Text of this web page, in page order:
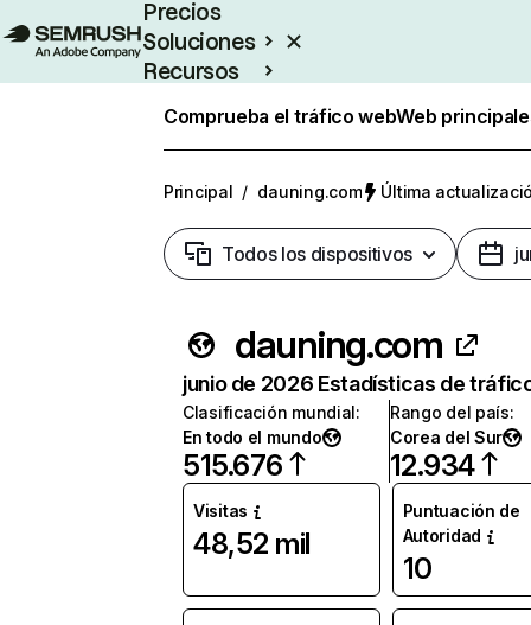
Precios
Soluciones
Recursos
Comprueba el tráfico webWeb
Principal / dauning.com Última
Todos los dispositivos
dauning.com
junio de 2026 Estadísticas de
Clasificación mundial:
En todo el mundo
515.676
Rango del país:
Corea del Sur
12.934
Visitas
48,52 mil
Puntuación de
Autoridad
10